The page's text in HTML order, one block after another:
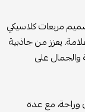
مربعات كلاسيكي
يعزز من جاذبية
على
وراحة، مع عدة